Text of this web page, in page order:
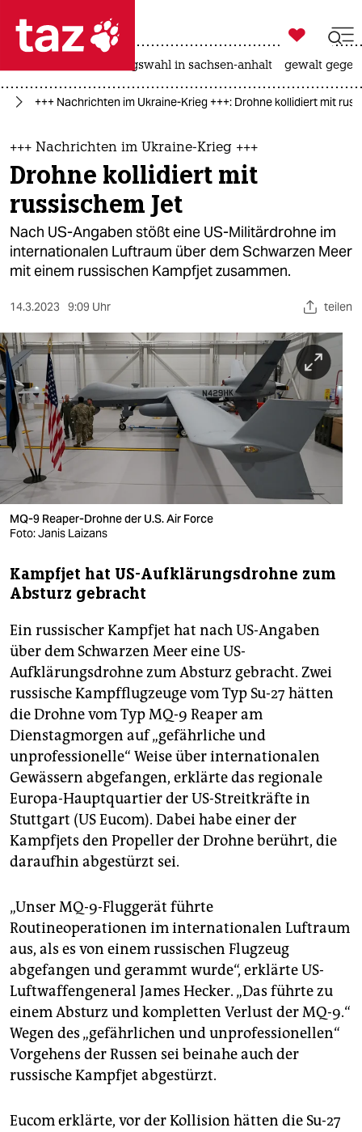
 taz zahl ich
taz zahl ich
themen
politik
öko
gesellschaft
sport
berlin
nord
wahrheit
verlag
verlag
veranstaltungen
shop
fragen & hilfe
unterstützen
abo
genossenschaft
epaper login

taz zahl ich
landtagswahl in sachsen-anhalt gewalt
+++ Nachrichten im Ukraine-Krieg +++: Drohne kollidiert mit
+++ Nachrichten im Ukraine-Krieg +++
Drohne kollidiert mit
russischem Jet
Nach US-Angaben stößt eine US-Militärdrohne im
internationalen Luftraum über dem Schwarzen Meer
mit einem russischen Kampfjet zusammen.
14.3.2023 9:09 Uhr teilen
MQ-9 Reaper-Drohne der U.S. Air Force
Foto: Janis Laizans
Kampfjet hat US-Aufklärungsdrohne zum
Absturz gebracht
Ein russischer Kampfjet hat nach US-Angaben
über dem Schwarzen Meer eine US-
Aufklärungsdrohne zum Absturz gebracht. Zwei
russische Kampfflugzeuge vom Typ Su-27 hätten
die Drohne vom Typ MQ-9 Reaper am
Dienstagmorgen auf „gefährliche und
unprofessionelle“ Weise über internationalen
Gewässern abgefangen, erklärte das regionale
Europa-Hauptquartier der US-Streitkräfte in
Stuttgart (US Eucom). Dabei habe einer der
Kampfjets den Propeller der Drohne berührt, die
daraufhin abgestürzt sei.
„Unser MQ-9-Fluggerät führte
Routineoperationen im internationalen Luftraum
aus, als es von einem russischen Flugzeug
abgefangen und gerammt wurde“, erklärte US-
Luftwaffengeneral James Hecker. „Das führte zu
einem Absturz und kompletten Verlust der MQ-9.“
Wegen des „gefährlichen und unprofessionellen“
Vorgehens der Russen sei beinahe auch der
russische Kampfjet abgestürzt.
Eucom erklärte, vor der Kollision hätten die Su-27